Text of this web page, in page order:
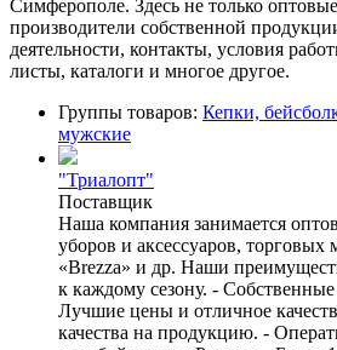
Симферополе. Здесь не только
производители собственной
деятельности, контакты, условия
листы, каталоги и многое другое.
Группы товаров: Кепки,
мужские
"Триалопт"
Поставщик
Наша компания занимается
уборов и аксессуаров, торговых
«Brezza» и др. Наши
к каждому сезону. -
Лучшие цены и отличное
качества на продукцию. -